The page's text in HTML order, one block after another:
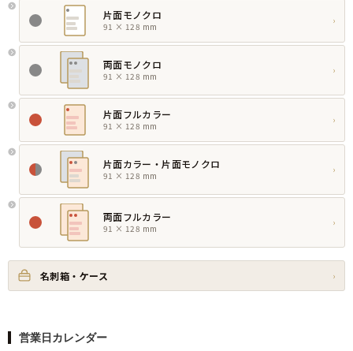
片面モノクロ
91 × 128 mm
›
両面モノクロ
91 × 128 mm
›
片面フルカラー
91 × 128 mm
›
片面カラー・片面モノクロ
91 × 128 mm
›
両面フルカラー
91 × 128 mm
›
名刺箱・ケース ›
営業日カレンダー